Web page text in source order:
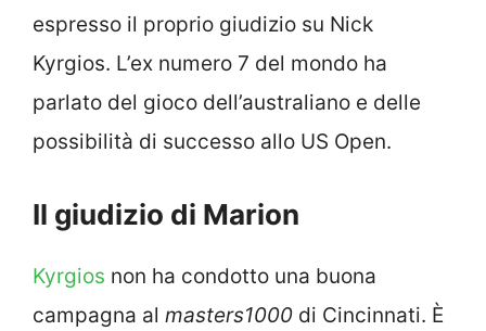
espresso il proprio giudizio su Nick
Kyrgios. L’ex numero 7 del mondo ha
parlato del gioco dell’australiano e delle
possibilità di successo allo US Open.
Il giudizio di Marion
Kyrgios non ha condotto una buona
campagna al masters1000 di Cincinnati. È